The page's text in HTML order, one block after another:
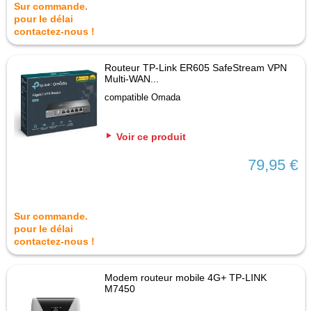
Sur commande.
pour le délai
contactez-nous !
Routeur TP-Link ER605 SafeStream VPN
Multi-WAN...
compatible Omada
Voir ce produit
79,95 €
Sur commande.
pour le délai
contactez-nous !
Modem routeur mobile 4G+ TP-LINK
M7450